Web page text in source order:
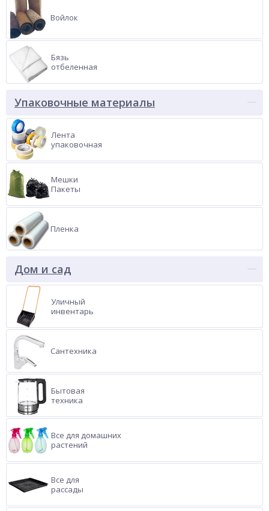
Войлок
Бязь
отбеленная
Упаковочные материалы
Лента
упаковочная
Мешки
Пакеты
Пленка
Дом и сад
Уличный
инвентарь
Сантехника
Бытовая
техника
Все для домашних
растений
Все для
рассады